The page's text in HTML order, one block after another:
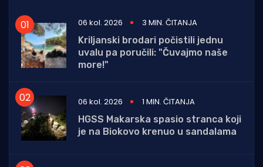
06 kol. 2026
3 MIN. ČITANJA
Kriljanski brodari počistili jednu
uvalu pa poručili: "Čuvajmo naše
more!"
06 kol. 2026
1 MIN. ČITANJA
HGSS Makarska spasio stranca koji
je na Biokovo krenuo u sandalama